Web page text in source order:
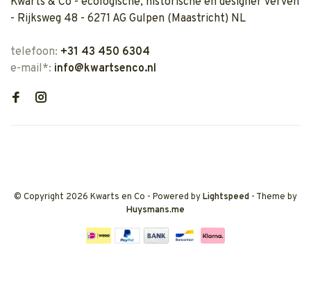
- Rijksweg 48 - 6271 AG Gulpen (Maastricht) NL
telefoon: +31 43 450 6304
e-mail*: info@kwartsenco.nl
© Copyright 2026 Kwarts en Co - Powered byLightspeed - Theme by
Huysmans.me